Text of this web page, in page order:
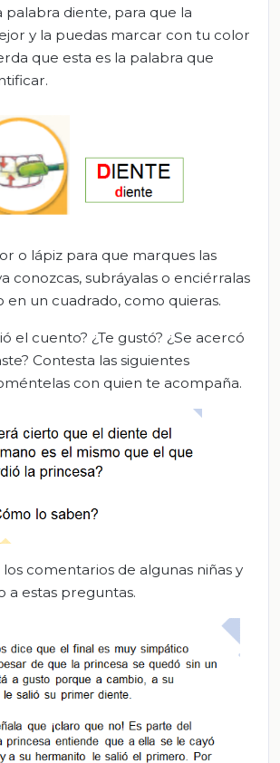
palabra diente, para que la
y la puedas marcar con tu color
que esta es la palabra que
o lápiz para que marques las
conozcas, subráyalas o enciérralas
en un cuadrado, como quieras.
el cuento? ¿Te gustó? ¿Se acercó
Contesta las siguientes
con quien te acompaña.
comentarios de algunas niñas y
a estas preguntas.